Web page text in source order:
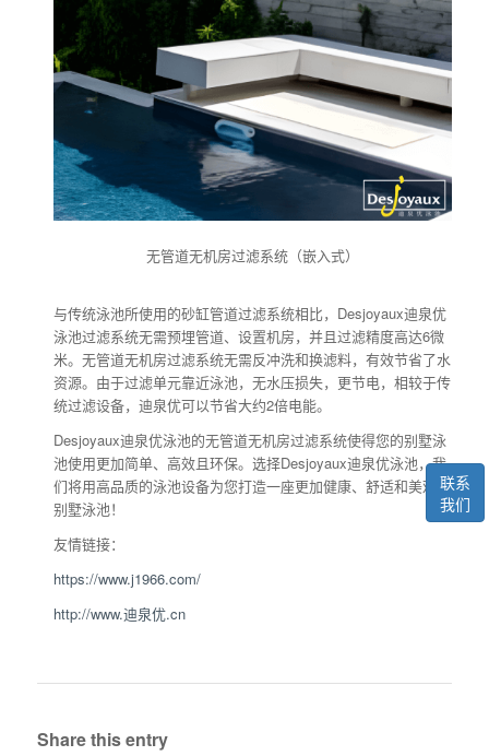
联系
我们
无管道无机房过滤系统（嵌入式）
与传统泳池所使用的砂缸管道过滤系统相比，Desjoyaux迪泉优
泳池过滤系统无需预埋管道、设置机房，并且过滤精度高达6微
米。无管道无机房过滤系统无需反冲洗和换滤料，有效节省了水
资源。由于过滤单元靠近泳池，无水压损失，更节电，相较于传
统过滤设备，迪泉优可以节省大约2倍电能。
Desjoyaux迪泉优泳池的无管道无机房过滤系统使得您的别墅泳
池使用更加简单、高效且环保。选择Desjoyaux迪泉优泳池，我
们将用高品质的泳池设备为您打造一座更加健康、舒适和美观的
别墅泳池！
友情链接：
https://www.j1966.com/
http://www.迪泉优.cn
Share this entry